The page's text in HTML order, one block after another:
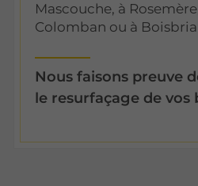
Mascouche, à
Colomban ou à
Nous faisons preuve
le resurfaçage de vos